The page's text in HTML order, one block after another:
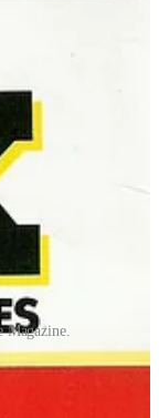
Magazine.
grâce à la scène